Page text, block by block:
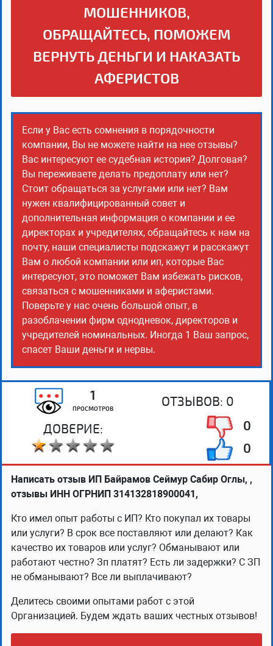
МОШЕННИКОВ,
ОБРАЩАЙТЕСЬ, ПОМОЖЕМ
ВЕРНУТЬ ДЕНЬГИ И НАКАЗАТЬ
АФЕРИСТОВ
Если у Вас есть сомнения в порядочности
компании, Вы не можете найти на нее отзывы?
Вас интересуют ее судебная история? Долговая?
Вы переживаете делать предоплату или нет?
Стоит обращаться за услугами или нет? Вам
нужен квалифицированный совет и
дополнительная информация о компании и ее
директорах и учредителях, обращайтесь к нам на
почту, наши специалисты подскажут и расскажут
Вам о любой компании или ип, которые Вас
интересуют, это поможет Вам избежать рисков,
связаться с мошенниками и аферистами.
Поверьте у нас очень большой опыт, в
разоблачении фирм однодневок, директоров и
учредителей номинальных. Иногда 1 Ваш запрос,
спасет Ваши деньги и нервы.
1
ПРОСМОТРОВ
ОТЗЫВОВ: 0
ДОВЕРИЕ:
0
0
Написать отзыв ИП Байрамов Сеймур Сабир Оглы, ,
отзывы ИНН ОГРНИП 314132818900041,
Кто имел опыт работы с ИП? Кто покупал их товары
или услуги? В срок все поставляют или делают? Как
качество их товаров или услуг? Обманывают или
работают честно? Зп платят? Есть ли задержки? С ЗП
не обманывают? Все ли выплачивают?
Делитесь своими опытами работ с этой
Организацией. Будем ждать ваших честных отзывов!